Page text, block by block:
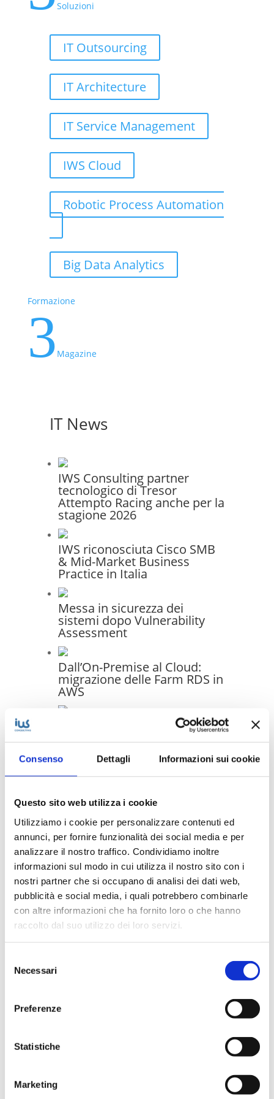
Consenso Dettagli Informazioni sui cookie
Questo sito web utilizza i cookie
Utilizziamo i cookie per personalizzare contenuti ed
annunci, per fornire funzionalità dei social media e per
analizzare il nostro traffico. Condividiamo inoltre
informazioni sul modo in cui utilizza il nostro sito con i
nostri partner che si occupano di analisi dei dati web,
pubblicità e social media, i quali potrebbero combinarle
con altre informazioni che ha fornito loro o che hanno
raccolto dal suo utilizzo dei loro servizi.
delNecessari
Preferenze
Statistiche
Marketing
Soluzioni
IT Outsourcing
IT Architecture
IT Service Management
IWS Cloud
Robotic Process Automation
Big Data Analytics
Formazione
3 Magazine
IT News
IWS Consulting partner
tecnologico di Tresor
Attempto Racing anche per la
stagione 2026
IWS riconosciuta Cisco SMB
& Mid-Market Business
Practice in Italia
Messa in sicurezza dei
sistemi dopo Vulnerability
Assessment
Dall’On-Premise al Cloud:
migrazione delle Farm RDS in
AWS
Infrastruttura moderna e
gestione unificata: il progetto
Costruzioni Ferroviarie
Elettriche S.p.A.
In evidenza
IWS Consulting partner tecnologico di
Tresor Attempto Racing anche per la
stagione 2026